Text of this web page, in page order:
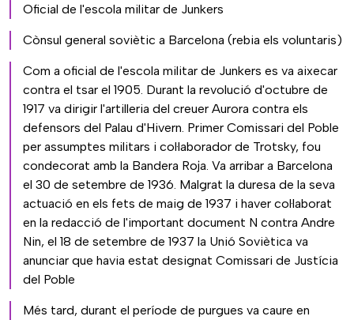
Oficial de l'escola militar de Junkers
Cònsul general soviètic a Barcelona (rebia els voluntaris)
Com a oficial de l'escola militar de Junkers es va aixecar
contra el tsar el 1905. Durant la revolució d'octubre de
1917 va dirigir l'artilleria del creuer Aurora contra els
defensors del Palau d'Hivern. Primer Comissari del Poble
per assumptes militars i col·laborador de Trotsky, fou
condecorat amb la Bandera Roja. Va arribar a Barcelona
el 30 de setembre de 1936. Malgrat la duresa de la seva
actuació en els fets de maig de 1937 i haver col·laborat
en la redacció de l'important document N contra Andre
Nin, el 18 de setembre de 1937 la Unió Soviètica va
anunciar que havia estat designat Comissari de Justícia
del Poble
Més tard, durant el període de purgues va caure en